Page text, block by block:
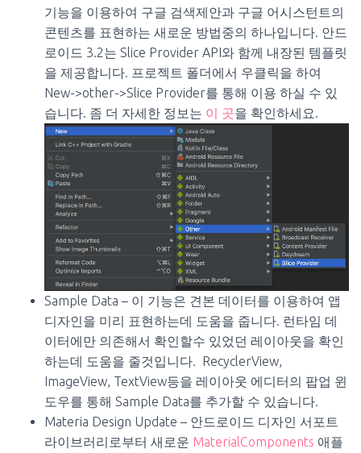
기능을 이용하여 구글 검색제안과 구글 어시스턴트의
콘텐츠를 표현하는 새로운 방법중의 하나입니다. 안드
로이드 3.2는 Slice Provider API와 함께 내장된 템플릿
을 제공합니다. 프로젝트 폴더에서 우클릭을 하여
New->other->Slice Provider를 통해 이용 하실 수 있
습니다. 좀 더 자세한 정보는 이 곳을 확인하세요.
Sample Data – 이 기능은 견본 데이터를 이용하여 앱
디자인을 미리 표현하는데 도움을 줍니다. 런타임 데
이터에만 의존해서 확인할수 있었던 레이아웃을 확인
하는데 도움을 줄것입니다. RecyclerView,
ImageView, TextView등을 레이아웃 에디터의 팝업 윈
도우를 통해 Sample Data를 추가할 수 있습니다.
Materia Design Update – 안드로이드 디자인 서포트
라이브러리로부터 새로운 MaterialComponents 애플